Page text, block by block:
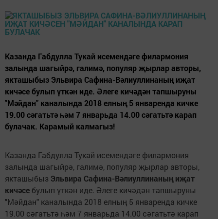
Казанда Габдулла Тукай исемендәге филармония
залында шагыйрә, галимә, популяр җырлар авторы,
якташыбыз Эльвира Сафина-Вәлиуллинаның иҗат
кичәсе булып үткән иде. Әлеге кичәдән тапшыруны
"Мәйдан" каналында 2018 елның 5 январенда кичке
19.00 сәгатьтә һәм 7 январьда 14.00 сәгатьтә карап
булачак. Карамый калмагыз!
Казанда Габдулла Тукай исемендәге филармония
залында шагыйрә, галимә, популяр җырлар авторы,
якташыбыз Эльвира Сафина-Вәлиуллинаның иҗат
кичәсе булып үткән иде. Әлеге кичәдән тапшыруны
"Мәйдан" каналында 2018 елның 5 январенда кичке
19.00 сәгатьтә һәм 7 январьда 14.00 сәгатьтә карап